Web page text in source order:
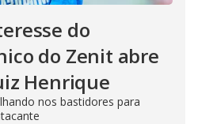
do
do Zenit abre
Henrique
nos bastidores para